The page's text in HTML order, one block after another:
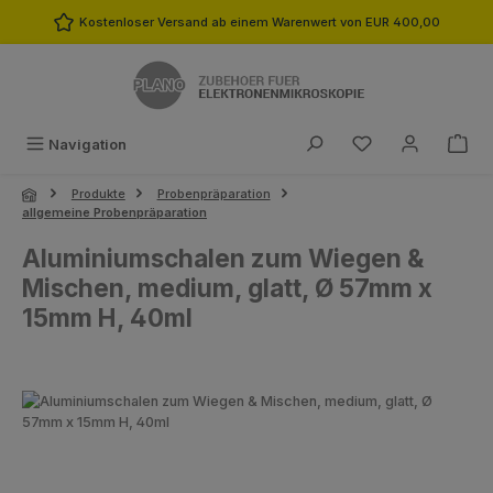
Zum Hauptinhalt springen
Kostenloser Versand ab einem Warenwert von EUR 400,00
Navigation Du hast 0
Produkte
Probenpräparation
allgemeine Probenpräparation
Aluminiumschalen zum Wiegen &
Mischen, medium, glatt, Ø 57mm x
15mm H, 40ml
Bildergalerie überspringen